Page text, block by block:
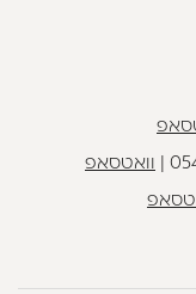
וואטסאפ